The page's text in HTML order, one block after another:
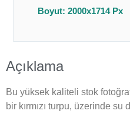
Boyut: 2000x1714 Px
Açıklama
Bu yüksek kaliteli stok
bir kırmızı turpu, üzerinde su